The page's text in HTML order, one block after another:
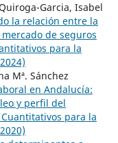
Garcia, Isabel
la relación entre la
de seguros
para la
Mª. Sánchez
en Andalucía:
y perfil del
para la